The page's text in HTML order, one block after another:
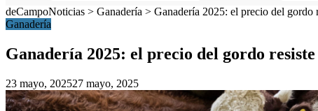
deCampoNoticias > Ganadería > Ganadería 2025: el precio del gordo
Ganadería
Ganadería 2025: el precio del gordo
23 mayo, 202527 mayo, 2025